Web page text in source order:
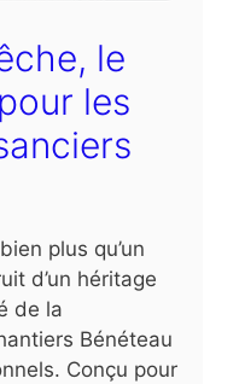
le
les
plus qu’un
d’un héritage
de la
Bénéteau
Conçu pour